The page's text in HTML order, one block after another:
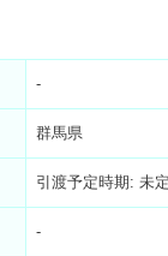
-
群馬県
引渡予定時期: 未定
-